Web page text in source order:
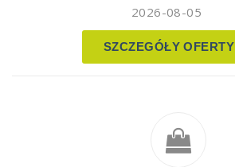
2026-08-05
SZCZEGÓŁY OFERTY